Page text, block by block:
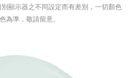
顯示器之不同設定而有差別，一切顏色
為準，敬請留意。